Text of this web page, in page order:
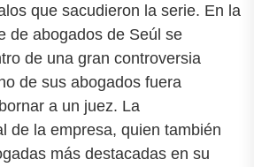
que sacudieron la serie. En la
de abogados de Seúl se
de una gran controversia
de sus abogados fuera
a un juez. La
de la empresa, quien también
más destacadas en su